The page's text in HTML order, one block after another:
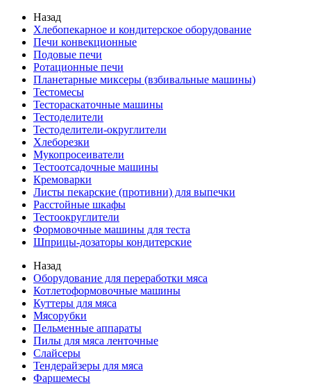
Назад
Хлебопекарное и кондитерское оборудование
Печи конвекционные
Подовые печи
Ротационные печи
Планетарные миксеры (взбивальные машины)
Тестомесы
Тестораскаточные машины
Тестоделители
Тестоделители-округлители
Хлеборезки
Мукопросеиватели
Тестоотсадочные машины
Кремоварки
Листы пекарские (противни) для выпечки
Расстойные шкафы
Тестоокруглители
Формовочные машины для теста
Шприцы-дозаторы кондитерские
Назад
Оборудование для переработки мяса
Котлетоформовочные машины
Куттеры для мяса
Мясорубки
Пельменные аппараты
Пилы для мяса ленточные
Слайсеры
Тендерайзеры для мяса
Фаршемесы